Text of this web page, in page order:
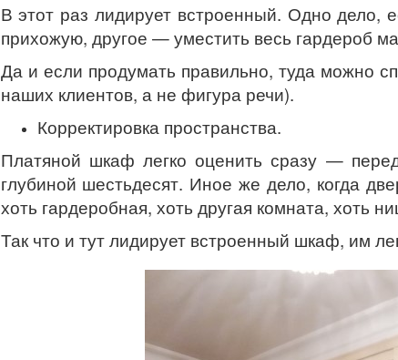
В этот раз лидирует встроенный. Одно
прихожую, другое — уместить весь гардероб
Да и если продумать правильно, туда можно
наших клиентов, а не фигура речи).
Корректировка пространства.
Платяной шкаф легко оценить сразу —
глубиной шестьдесят. Иное же дело, когда
хоть гардеробная, хоть другая комната, хоть
Так что и тут лидирует встроенный шкаф, им